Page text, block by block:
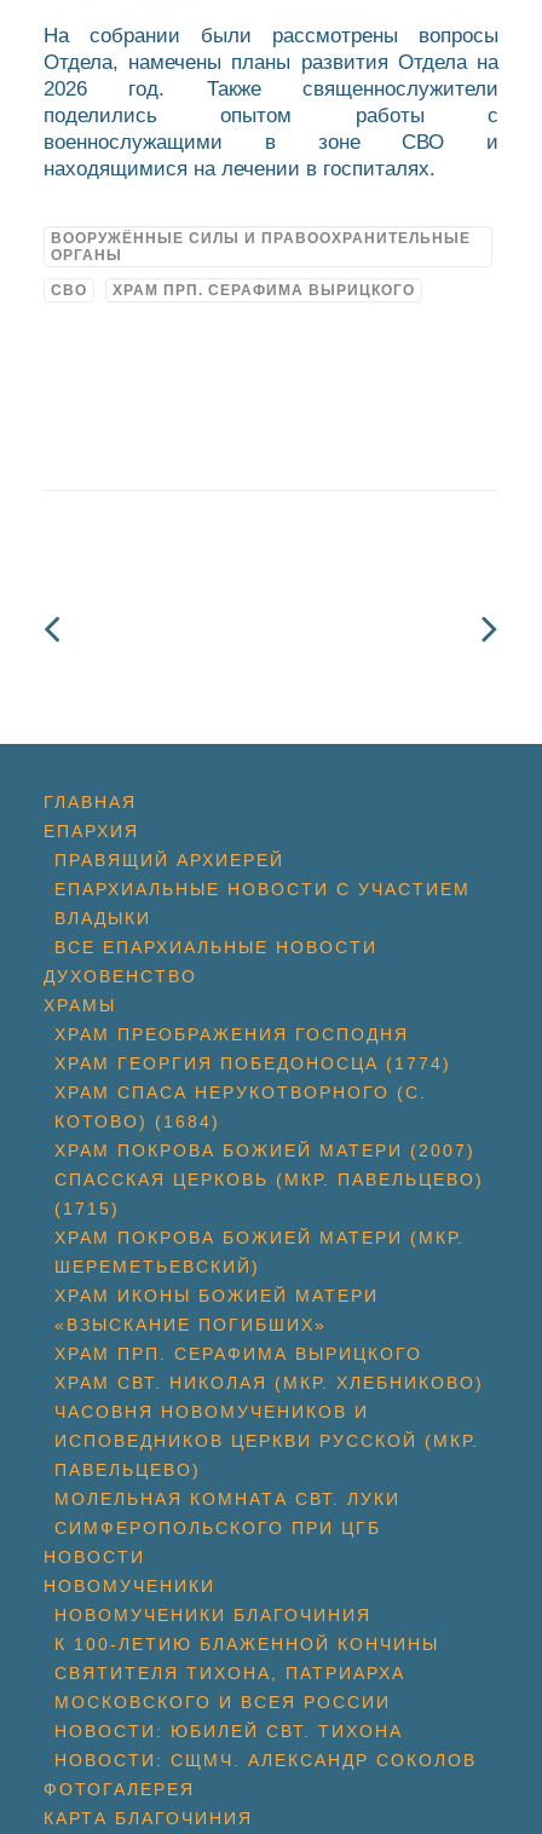
На собрании были рассмотрены вопросы
Отдела, намечены планы развития Отдела на
2026 год. Также священнослужители
поделились опытом работы с
военнослужащими в зоне СВО и
находящимися на лечении в госпиталях.
ВООРУЖЁННЫЕ СИЛЫ И ПРАВООХРАНИТЕЛЬНЫЕ
ОРГАНЫ
СВО ХРАМ ПРП. СЕРАФИМА ВЫРИЦКОГО
ГЛАВНАЯ
ЕПАРХИЯ
ПРАВЯЩИЙ АРХИЕРЕЙ
ЕПАРХИАЛЬНЫЕ НОВОСТИ С УЧАСТИЕМ
ВЛАДЫКИ
ВСЕ ЕПАРХИАЛЬНЫЕ НОВОСТИ
ДУХОВЕНСТВО
ХРАМЫ
ХРАМ ПРЕОБРАЖЕНИЯ ГОСПОДНЯ
ХРАМ ГЕОРГИЯ ПОБЕДОНОСЦА (1774)
ХРАМ СПАСА НЕРУКОТВОРНОГО (С.
КОТОВО) (1684)
ХРАМ ПОКРОВА БОЖИЕЙ МАТЕРИ (2007)
СПАССКАЯ ЦЕРКОВЬ (МКР. ПАВЕЛЬЦЕВО)
(1715)
ХРАМ ПОКРОВА БОЖИЕЙ МАТЕРИ (МКР.
ШЕРЕМЕТЬЕВСКИЙ)
ХРАМ ИКОНЫ БОЖИЕЙ МАТЕРИ
«ВЗЫСКАНИЕ ПОГИБШИХ»
ХРАМ ПРП. СЕРАФИМА ВЫРИЦКОГО
ХРАМ СВТ. НИКОЛАЯ (МКР. ХЛЕБНИКОВО)
ЧАСОВНЯ НОВОМУЧЕНИКОВ И
ИСПОВЕДНИКОВ ЦЕРКВИ РУССКОЙ (МКР.
ПАВЕЛЬЦЕВО)
МОЛЕЛЬНАЯ КОМНАТА СВТ. ЛУКИ
СИМФЕРОПОЛЬСКОГО ПРИ ЦГБ
НОВОСТИ
НОВОМУЧЕНИКИ
НОВОМУЧЕНИКИ БЛАГОЧИНИЯ
К 100-ЛЕТИЮ БЛАЖЕННОЙ КОНЧИНЫ
СВЯТИТЕЛЯ ТИХОНА, ПАТРИАРХА
МОСКОВСКОГО И ВСЕЯ РОССИИ
НОВОСТИ: ЮБИЛЕЙ СВТ. ТИХОНА
НОВОСТИ: СЩМЧ. АЛЕКСАНДР СОКОЛОВ
ФОТОГАЛЕРЕЯ
КАРТА БЛАГОЧИНИЯ